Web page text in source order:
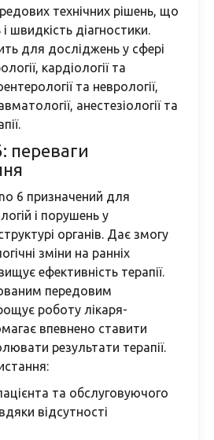
технічних рішень, що
швидкість діагностики.
для досліджень у сфері
кардіології та
та неврології,
анестезіології та
переваги
6 призначений для
і порушень у
органів. Дає змогу
зміни на ранніх
ефективність терапії.
передовим
роботу лікаря-
впевнено ставити
результати терапії.
та обслуговуючого
відсутності